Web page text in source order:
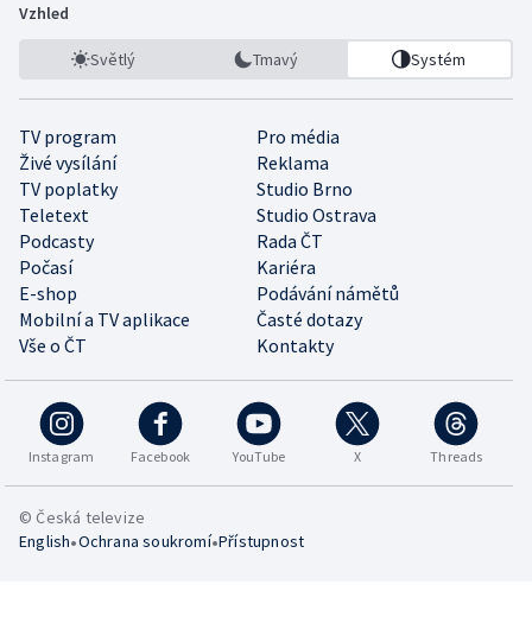
Vzhled
Světlý Tmavý Systém
TV program
Pro média
Živé vysílání
Reklama
TV poplatky
Studio Brno
Teletext
Studio Ostrava
Podcasty
Rada ČT
Počasí
Kariéra
E-shop
Podávání námětů
Mobilní a TV aplikace
Časté dotazy
Vše o ČT
Kontakty
Instagram Facebook YouTube X Threads
© Česká televize
English•Ochrana soukromí•Přístupnost